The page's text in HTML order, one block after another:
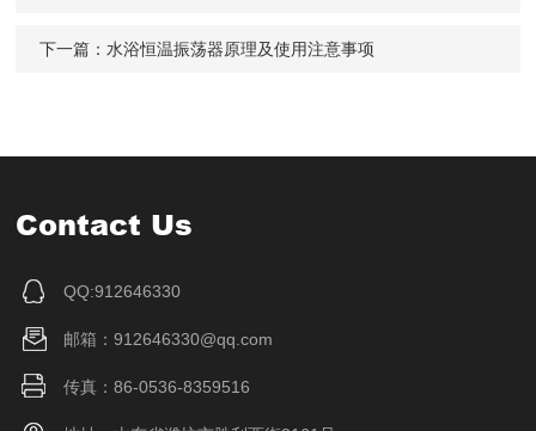
下一篇：水浴恒温振荡器原理及使用注意事项
Contact Us
QQ:912646330
邮箱：912646330@qq.com
传真：86-0536-8359516